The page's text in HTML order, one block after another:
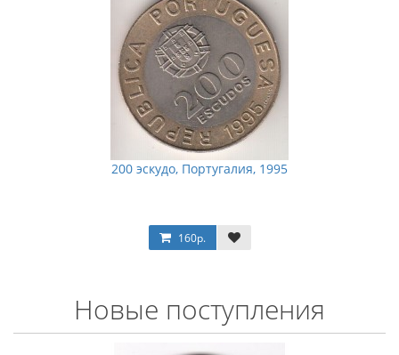
200 эскудо, Португалия, 1995
160р.
Новые поступления